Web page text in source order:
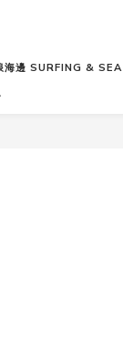
海邊 SURFING & SEA